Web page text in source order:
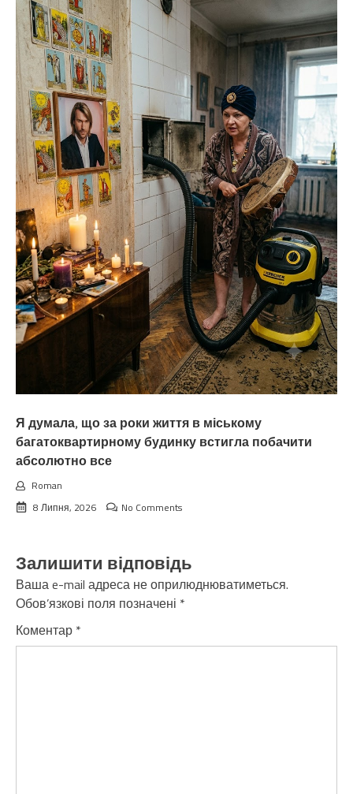
Я думала, що за роки життя в міському
багатоквартирному будинку встигла побачити
абсолютно все
Roman
8 Липня, 2026
No Comments
Залишити відповідь
Ваша e-mail адреса не оприлюднюватиметься.
Обов’язкові поля позначені *
Коментар *